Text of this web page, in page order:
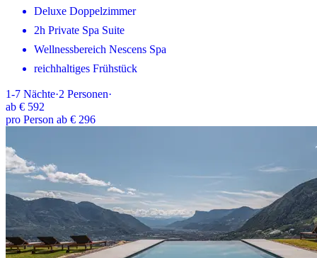
Deluxe Doppelzimmer
2h Private Spa Suite
Wellnessbereich Nescens Spa
reichhaltiges Frühstück
1-7 Nächte·2 Personen·
ab € 592
pro Person ab € 296